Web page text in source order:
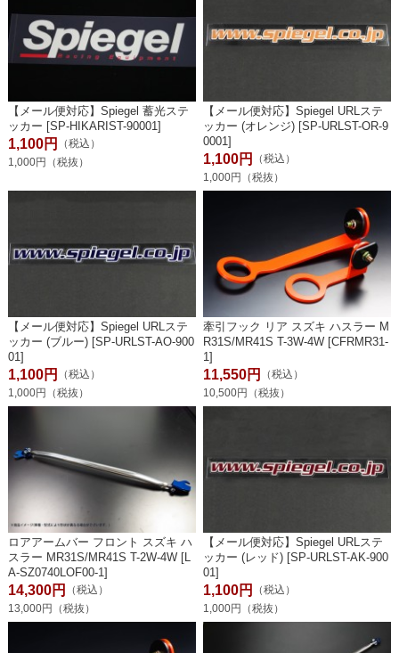
【メール便対応】Spiegel 蓄光ステ
ッカー [SP-HIKARIST-90001]
1,100円
（税込）
1,000円（税抜）
【メール便対応】Spiegel URLステ
ッカー (オレンジ) [SP-URLST-OR-9
0001]
1,100円
（税込）
1,000円（税抜）
【メール便対応】Spiegel URLステ
ッカー (ブルー) [SP-URLST-AO-900
01]
1,100円
（税込）
1,000円（税抜）
牽引フック リア スズキ ハスラー M
R31S/MR41S T-3W-4W [CFRMR31-
1]
11,550円
（税込）
10,500円（税抜）
ロアアームバー フロント スズキ ハ
スラー MR31S/MR41S T-2W-4W [L
A-SZ0740LOF00-1]
14,300円
（税込）
13,000円（税抜）
【メール便対応】Spiegel URLステ
ッカー (レッド) [SP-URLST-AK-900
01]
1,100円
（税込）
1,000円（税抜）